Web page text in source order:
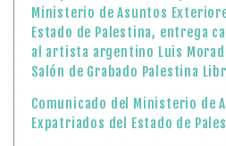
Ministerio de Asuntos
Estado de Palestina, entrega
al artista argentino Luis
Salón de Grabado Palestina
Comunicado del Ministerio de
Expatriados del Estado de